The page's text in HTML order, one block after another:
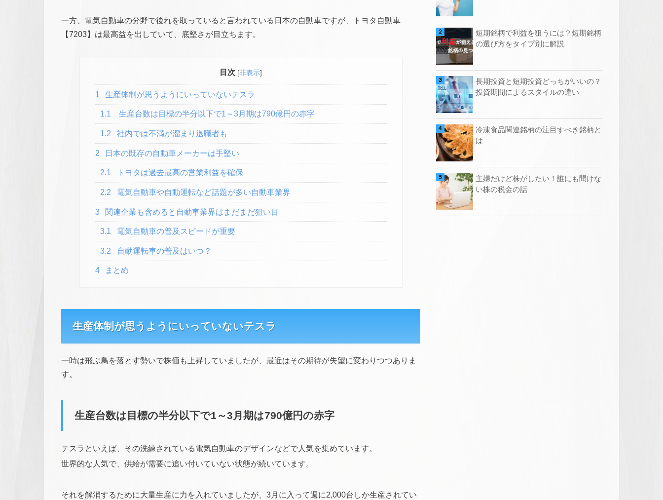
一方、電気自動車の分野で後れを取っていると言われている日本の自動車ですが、トヨタ自動車
【7203】は最高益を出していて、底堅さが目立ちます。
目次 [非表示]
1 生産体制が思うようにいっていないテスラ
1.1 生産台数は目標の半分以下で1～3月期は790億円の赤字
1.2 社内では不満が溜まり退職者も
2 日本の既存の自動車メーカーは手堅い
2.1 トヨタは過去最高の営業利益を確保
2.2 電気自動車や自動運転など話題が多い自動車業界
3 関連企業も含めると自動車業界はまだまだ狙い目
3.1 電気自動車の普及スピードが重要
3.2 自動運転車の普及はいつ？
4 まとめ
生産体制が思うようにいっていないテスラ
一時は飛ぶ鳥を落とす勢いで株価も上昇していましたが、最近はその期待が失望に変わりつつありま
す。
生産台数は目標の半分以下で1～3月期は790億円の赤字
テスラといえば、その洗練されている電気自動車のデザインなどで人気を集めています。
世界的な人気で、供給が需要に追い付いていない状態が続いています。
それを解消するために大量生産に力を入れていましたが、3月に入って週に2,000台しか生産されてい
短期銘柄で利益を狙うには？短期銘柄
の選び方をタイプ別に解説
長期投資と短期投資どっちがいいの？
投資期間によるスタイルの違い
冷凍食品関連銘柄の注目すべき銘柄と
は
主婦だけど株がしたい！誰にも聞けな
い株の税金の話